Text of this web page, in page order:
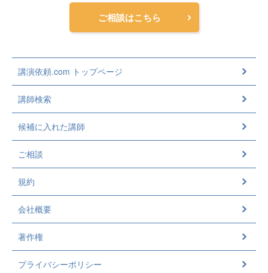
ご相談はこちら
講演依頼.com トップページ
講師検索
候補に入れた講師
ご相談
規約
会社概要
著作権
プライバシーポリシー